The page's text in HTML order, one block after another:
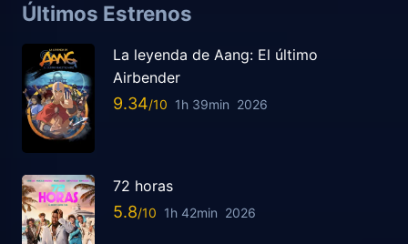
Últimos Estrenos
La leyenda de Aang: El último
Airbender
9.34 1h 39min 2026
72 horas
5.8 1h 42min 2026